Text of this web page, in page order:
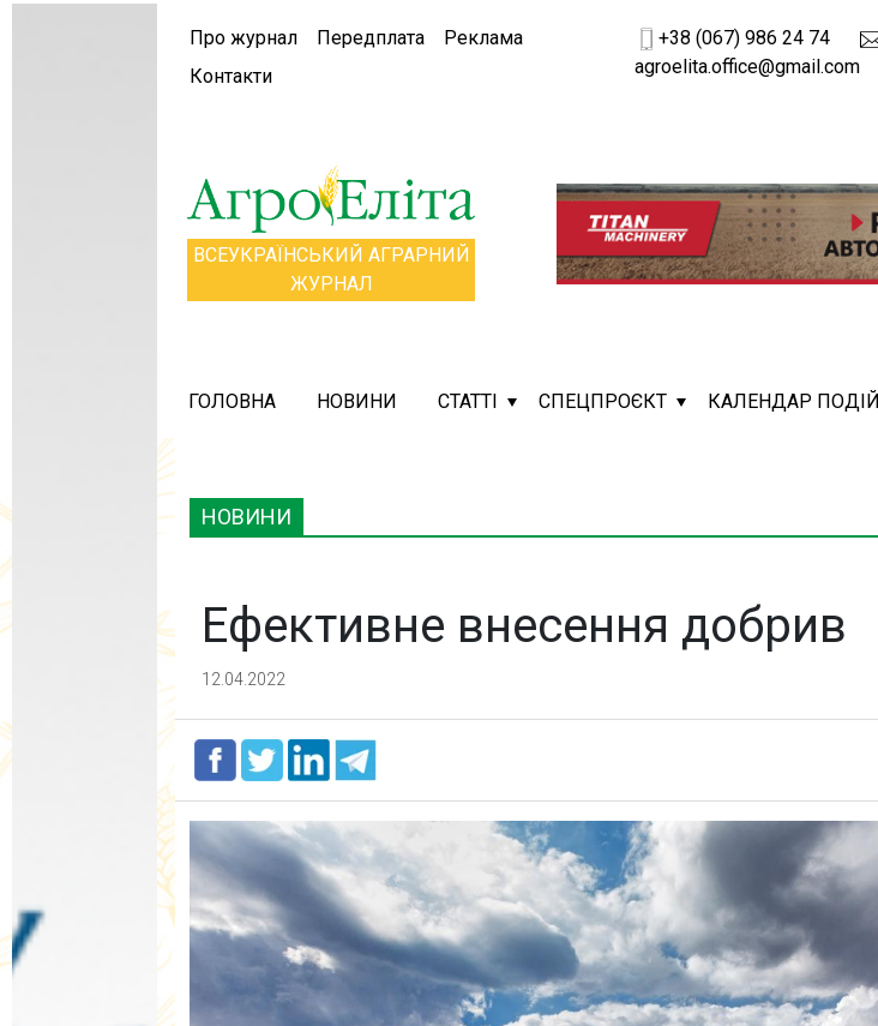
Про журнал Передплата
Реклама
Контакти
+38 (067) 986 24 74
agroelita.office@gmail.com
ВСЕУКРАЇНСЬКИЙ АГРАРНИЙ
ЖУРНАЛ
ГОЛОВНА НОВИНИ СТАТТІ СПЕЦПРОЄКТ КАЛЕНДАР ПОДІЙ
НОВИНИ
Ефективне внесення добрив
12.04.2022